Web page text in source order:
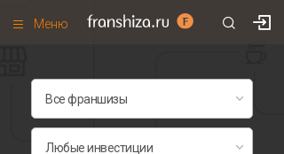
Меню
Франшизы по категориям